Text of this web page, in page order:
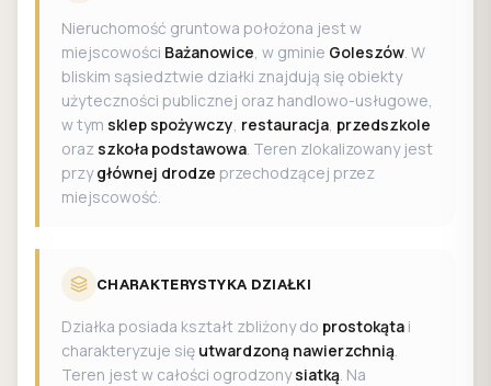
Nieruchomość gruntowa położona jest w
miejscowości Bażanowice, w gminie Goleszów. W
bliskim sąsiedztwie działki znajdują się obiekty
użyteczności publicznej oraz handlowo-usługowe,
w tym sklep spożywczy, restauracja, przedszkole
oraz szkoła podstawowa. Teren zlokalizowany jest
przygłównej drodze przechodzącej przez
miejscowość.
CHARAKTERYSTYKA DZIAŁKI
Działka posiada kształt zbliżony do prostokąta i
charakteryzuje się utwardzoną nawierzchnią.
Teren jest w całości ogrodzonysiatką. Na